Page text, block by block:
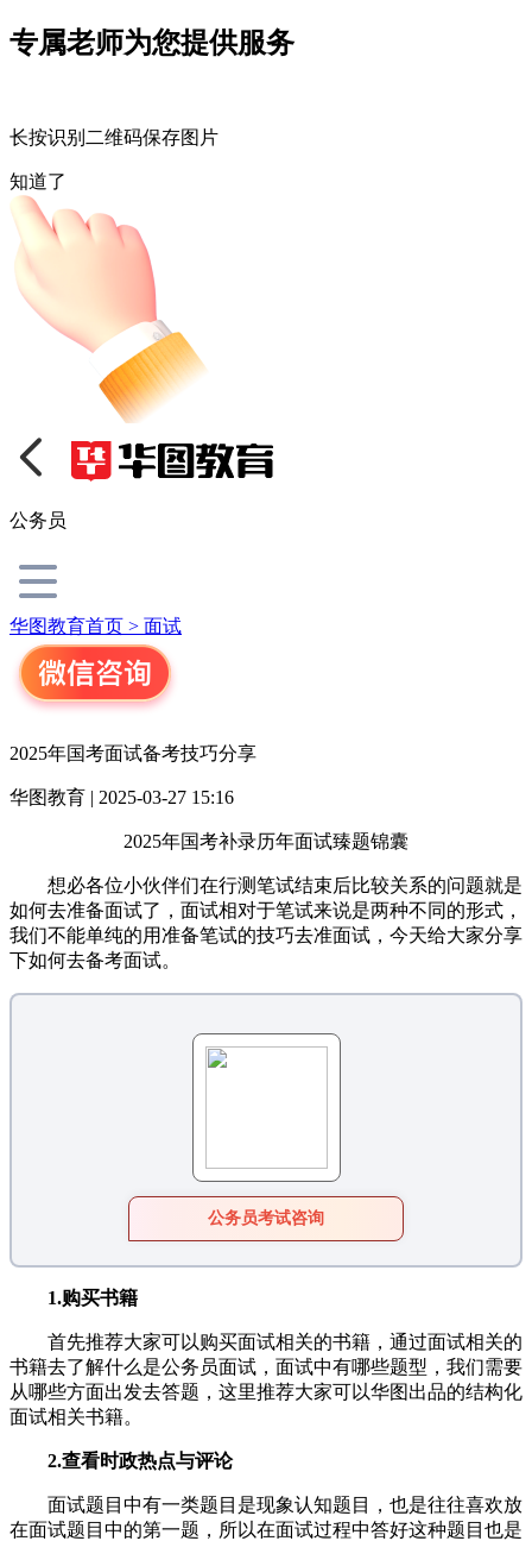
专属老师为您提供服务
长按识别二维码保存图片
知道了
公务员
华图教育首页 > 面试
2025年国考面试备考技巧分享
华图教育 | 2025-03-27 15:16
2025年国考补录历年面试臻题锦囊
想必各位小伙伴们在行测笔试结束后比较关系的问题就是
如何去准备面试了，面试相对于笔试来说是两种不同的形式，
我们不能单纯的用准备笔试的技巧去准面试，今天给大家分享
下如何去备考面试。
公务员考试咨询
1.购买书籍
首先推荐大家可以购买面试相关的书籍，通过面试相关的
书籍去了解什么是公务员面试，面试中有哪些题型，我们需要
从哪些方面出发去答题，这里推荐大家可以华图出品的结构化
面试相关书籍。
2.查看时政热点与评论
面试题目中有一类题目是现象认知题目，也是往往喜欢放
在面试题目中的第一题，所以在面试过程中答好这种题目也是